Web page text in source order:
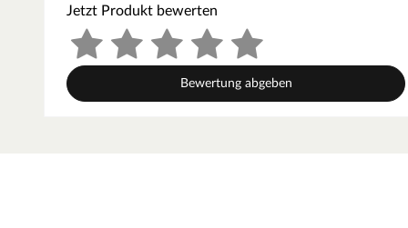
Farbabgleich vor Ort.
Kantenausführung - Rundkante
Die Außenkanten des Türblattes sind abgerundet und
langlebiger als Eckkanten.
Jetzt Produkt bewerten
Bewertung abgeben